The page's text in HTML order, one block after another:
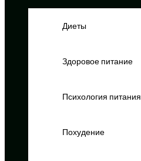
Диеты
Здоровое питание
Психология питания
Похудение